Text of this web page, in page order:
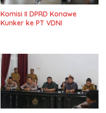
Komisi II DPRD Konawe
Kunker ke PT VDNI